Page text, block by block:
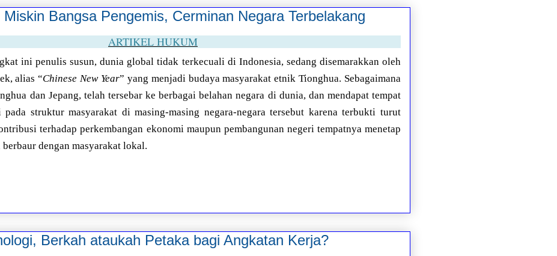
Bangsa Pengemis, Cerminan Negara Terbelakang
ARTIKEL HUKUM
ini penulis susun, dunia global tidak terkecuali di Indonesia, sedang disemarakkan oleh
alias “Chinese New Year” yang menjadi budaya masyarakat etnik Tionghua. Sebagaimana
dan Jepang, telah tersebar ke berbagai belahan negara di dunia, dan mendapat tempat
pada struktur masyarakat di masing-masing negara-negara tersebut karena terbukti turut
terhadap perkembangan ekonomi maupun pembangunan negeri tempatnya menetap
dengan masyarakat lokal.
Berkah ataukah Petaka bagi Angkatan Kerja?